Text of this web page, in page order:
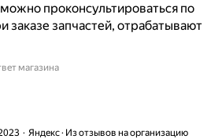
проконсультироваться по
заказе запчастей, отрабатывают
магазина
Яндекс · Из отзывов на организацию